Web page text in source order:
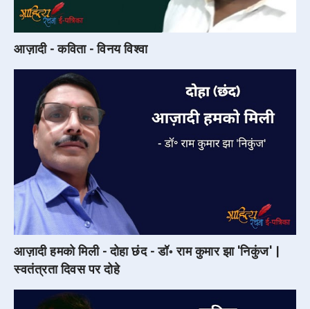
आज़ादी - कविता - विनय विश्वा
आज़ादी हमको मिली - दोहा छंद - डॉ॰ राम कुमार झा 'निकुंज' |
स्वतंत्रता दिवस पर दोहे